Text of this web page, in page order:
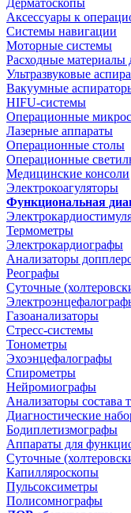
Дерматоскопы
Аксессуары к
Системы навигации
Моторные системы
Расходные материалы
Ультразвуковые
Вакуумные
HIFU-системы
Операционные
Лазерные аппараты
Операционные столы
Операционные
Медицинские консоли
Электрокоагуляторы
Функциональная
Термометры
Электрокардиографы
Анализаторы
Реографы
Суточные
Газоанализаторы
Стресс-системы
Тонометры
Эхоэнцефалографы
Спирометры
Нейромиографы
Анализаторы состава
Диагностические
Бодиплетизмографы
Аппараты для
Суточные
Капилляроскопы
Пульсоксиметры
Полисомнографы